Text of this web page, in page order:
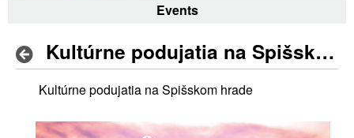
Events
Kultúrne podujatia na Spišskom hrade
Kultúrne podujatia na Spišskom hrade